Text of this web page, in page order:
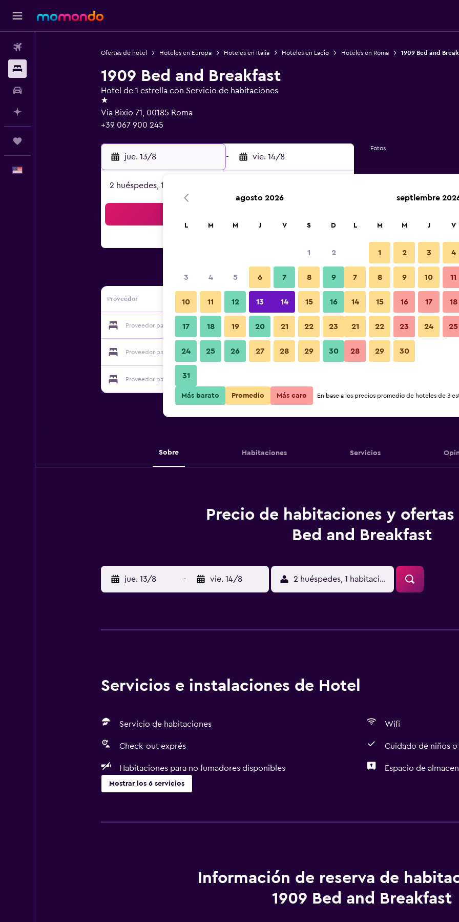
Ofertas de hotel Hoteles en Europa Hoteles en Italia Hoteles en Lacio Hoteles en Roma 1909 Bed and
1909 Bed and Breakfast
Hotel de 1 estrella con Servicio de habitaciones
1 estrella
Via Bixio 71, 00185 Roma
+39 067 900 245
jue. 13/8 - vie. 14/8
2 huéspedes, 1 habitación
Proveedor
Proveedor para 1909 Bed and Breakfast Ver precios
Proveedor para 1909 Bed and Breakfast Ver precios
Proveedor para 1909 Bed and Breakfast
Fotos
Sobre Habitaciones Servicios
Precio de habitaciones y ofertas
Bed and Breakfast
jue. 13/8 - vie. 14/8 2 huéspedes, 1 habitación
Servicios e instalaciones de Hotel
Servicio de habitaciones Wifi
Check-out exprés Cuidado de niños
Habitaciones para no fumadores disponibles Espacio de
Mostrar los 6 servicios
Servicio de habitaciones
Habitaciones para no
Espacio de almacenamiento
Cuidado de niños o
Información de reserva de
1909 Bed and Breakfast
agosto 2026
L M M J V S D
1 2
3 4 5 6 7 8 9
10 11 12 13 14 15 16
17 18 19 20 21 22 23
24 25 26 27 28 29 30
31
septiembre
L M M J V
1 2 3 4
7 8 9 10 11
14 15 16 17 18
21 22 23 24 25
28 29 30
Más barato Promedio Más caro En base a los precios promedio de hoteles de 3